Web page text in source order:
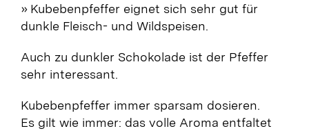
» Kubebenpfeffereignet sich sehr gut für
dunkle Fleisch- und Wildspeisen.
Auch zu dunkler Schokolade ist der Pfeffer
sehr interessant.
Kubebenpfeffer immer sparsam dosieren.
Es gilt wie immer: das volle Aroma entfaltet